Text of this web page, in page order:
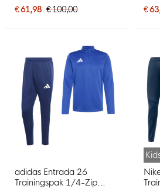
€ 61,98 € 100,00
€
adidas Entrada 26
Trainingspak 1/4-Zip